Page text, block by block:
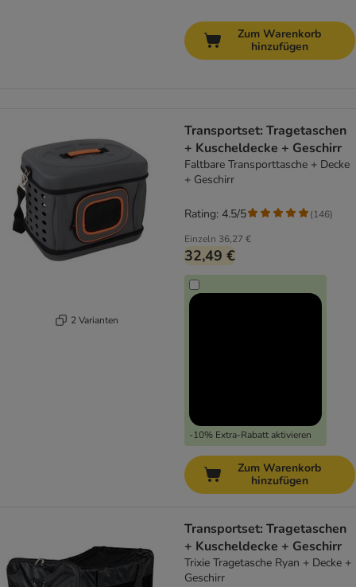
Zum Warenkorb
hinzufügen
2 Varianten
Transportset: Tragetaschen
+ Kuscheldecke + Geschirr
Faltbare Transporttasche + Decke
+ Geschirr
Einzeln 36,27 €
32,49 €
-10% Extra-Rabatt aktivieren
Rating: 4.5/5 (146)
Zum Warenkorb
hinzufügen
Transportset: Tragetaschen
+ Kuscheldecke + Geschirr
Trixie Tragetasche Ryan + Decke +
Geschirr